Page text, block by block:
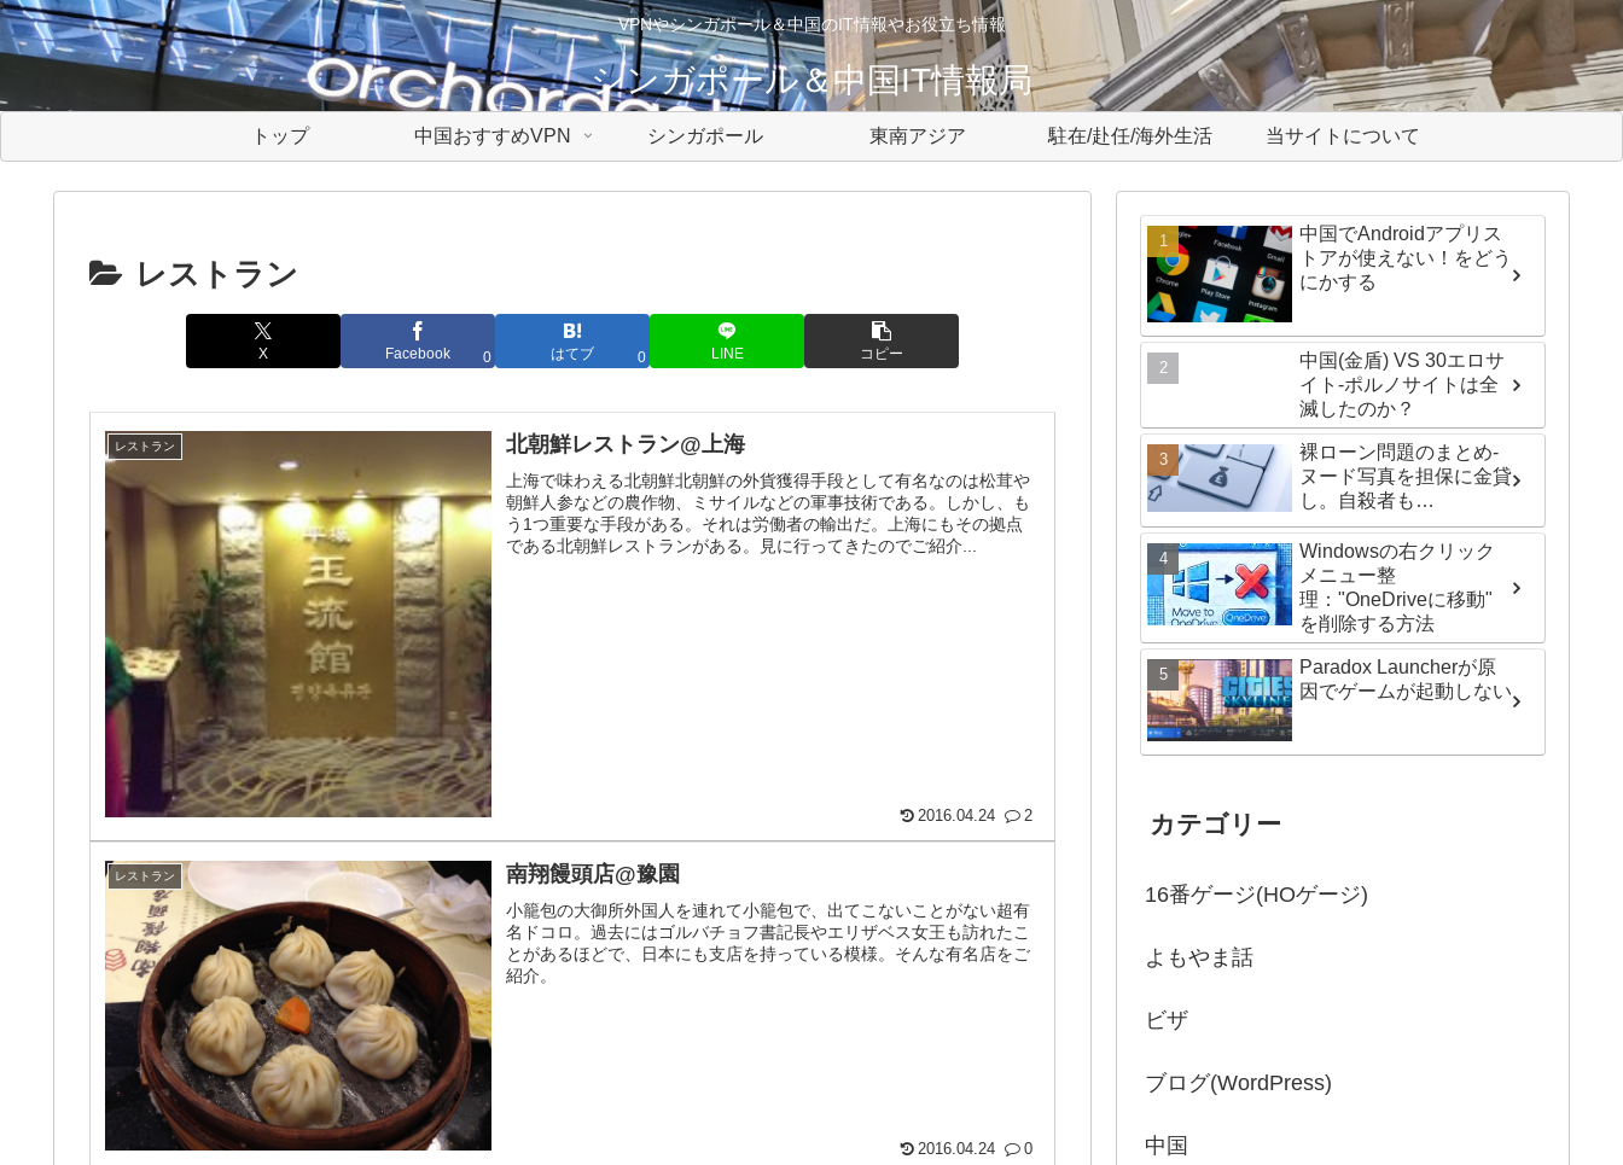
VPNやシンガポール＆中国のIT情報やお役立ち情報
シンガポール＆中国IT情報局
トップ 中国おすすめVPN シンガポール 東南アジア 駐在/赴任/海外生活 当サイトについて
レストラン
X Facebook 0 はてブ 0 LINE コピー
レストラン 北朝鮮レストラン@上海
上海で味わえる北朝鮮北朝鮮の外貨獲得手段として有名なのは松茸や
朝鮮人参などの農作物、ミサイルなどの軍事技術である。しかし、も
う1つ重要な手段がある。それは労働者の輸出だ。上海にもその拠点
である北朝鮮レストランがある。見に行ってきたのでご紹介...
2016.04.24 2
レストラン 南翔饅頭店@豫園
小籠包の大御所外国人を連れて小籠包で、出てこないことがない超有
名ドコロ。過去にはゴルバチョフ書記長やエリザベス女王も訪れたこ
とがあるほどで、日本にも支店を持っている模様。そんな有名店をご
紹介。
2016.04.24 0
中国でAndroidアプリス
トアが使えない！をどう
にかする
中国(金盾) VS 30エロサ
イト-ポルノサイトは全
滅したのか？
裸ローン問題のまとめ-
ヌード写真を担保に金貸
し。自殺者も…
Windowsの右クリック
メニュー整
理："OneDriveに移動"
を削除する方法
Paradox Launcherが原
因でゲームが起動しない
カテゴリー
16番ゲージ(HOゲージ)
よもやま話
ビザ
ブログ(WordPress)
中国